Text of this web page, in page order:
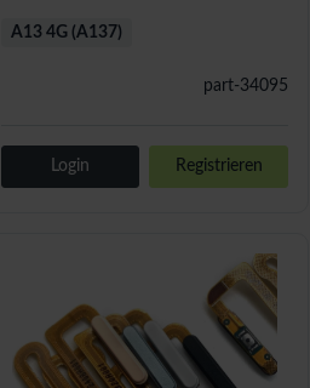
part-34095
A13 4G (A137)
Login Registrieren